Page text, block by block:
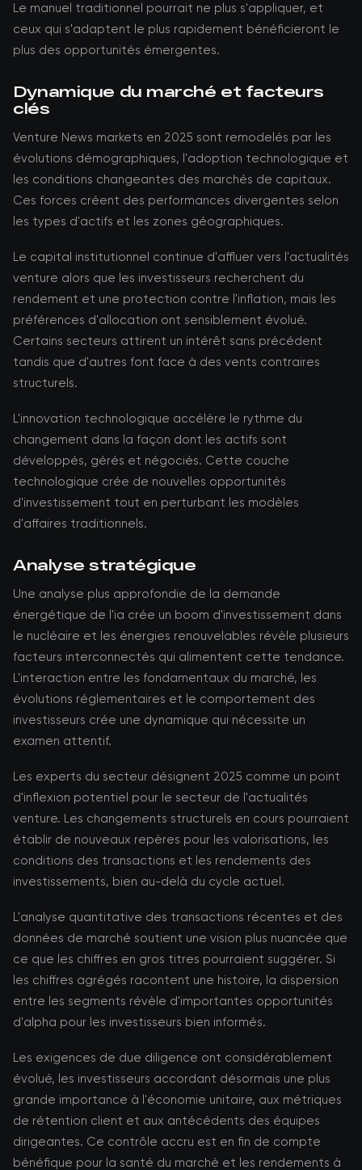
Le manuel traditionnel pourrait ne plus s'appliquer, et
ceux qui s'adaptent le plus rapidement bénéficieront le
plus des opportunités émergentes.
Dynamique du marché et facteurs
clés
Venture News markets en 2025 sont remodelés par les
évolutions démographiques, l'adoption technologique et
les conditions changeantes des marchés de capitaux.
Ces forces créent des performances divergentes selon
les types d'actifs et les zones géographiques.
Le capital institutionnel continue d'affluer vers l'actualités
venture alors que les investisseurs recherchent du
rendement et une protection contre l'inflation, mais les
préférences d'allocation ont sensiblement évolué.
Certains secteurs attirent un intérêt sans précédent
tandis que d'autres font face à des vents contraires
structurels.
L'innovation technologique accélère le rythme du
changement dans la façon dont les actifs sont
développés, gérés et négociés. Cette couche
technologique crée de nouvelles opportunités
d'investissement tout en perturbant les modèles
d'affaires traditionnels.
Analyse stratégique
Une analyse plus approfondie de la demande
énergétique de l'ia crée un boom d'investissement dans
le nucléaire et les énergies renouvelables révèle plusieurs
facteurs interconnectés qui alimentent cette tendance.
L'interaction entre les fondamentaux du marché, les
évolutions réglementaires et le comportement des
investisseurs crée une dynamique qui nécessite un
examen attentif.
Les experts du secteur désignent 2025 comme un point
d'inflexion potentiel pour le secteur de l'actualités
venture. Les changements structurels en cours pourraient
établir de nouveaux repères pour les valorisations, les
conditions des transactions et les rendements des
investissements, bien au-delà du cycle actuel.
L'analyse quantitative des transactions récentes et des
données de marché soutient une vision plus nuancée que
ce que les chiffres en gros titres pourraient suggérer. Si
les chiffres agrégés racontent une histoire, la dispersion
entre les segments révèle d'importantes opportunités
d'alpha pour les investisseurs bien informés.
Les exigences de due diligence ont considérablement
évolué, les investisseurs accordant désormais une plus
grande importance à l'économie unitaire, aux métriques
de rétention client et aux antécédents des équipes
dirigeantes. Ce contrôle accru est en fin de compte
bénéfique pour la santé du marché et les rendements à